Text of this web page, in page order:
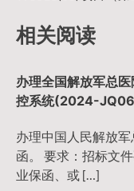
导
相关阅读
办理全国解放军总
控系统(2024-
办理中国人民解放
函。 要求：招标文
业保函、或 […]